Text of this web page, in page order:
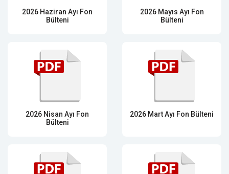
2026 Haziran Ayı Fon
Bülteni
2026 Mayıs Ayı Fon
Bülteni
2026 Nisan Ayı Fon
Bülteni
2026 Mart Ayı Fon Bülteni